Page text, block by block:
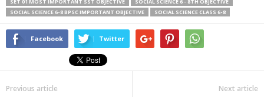
SOCIAL SCIENCE 6-8 BPSC IMPORTANT OBJECTIVE
SOCIAL SCIENCE CLASS 6-8
Facebook Twitter
Previous article Next article